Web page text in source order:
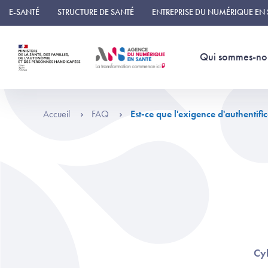
Panneau de gestion des cookies
E-SANTÉ STRUCTURE DE SANTÉ ENTREPRISE DU NUMÉRIQUE EN
Qui sommes-
Accueil FAQ Est-ce que l'exigence